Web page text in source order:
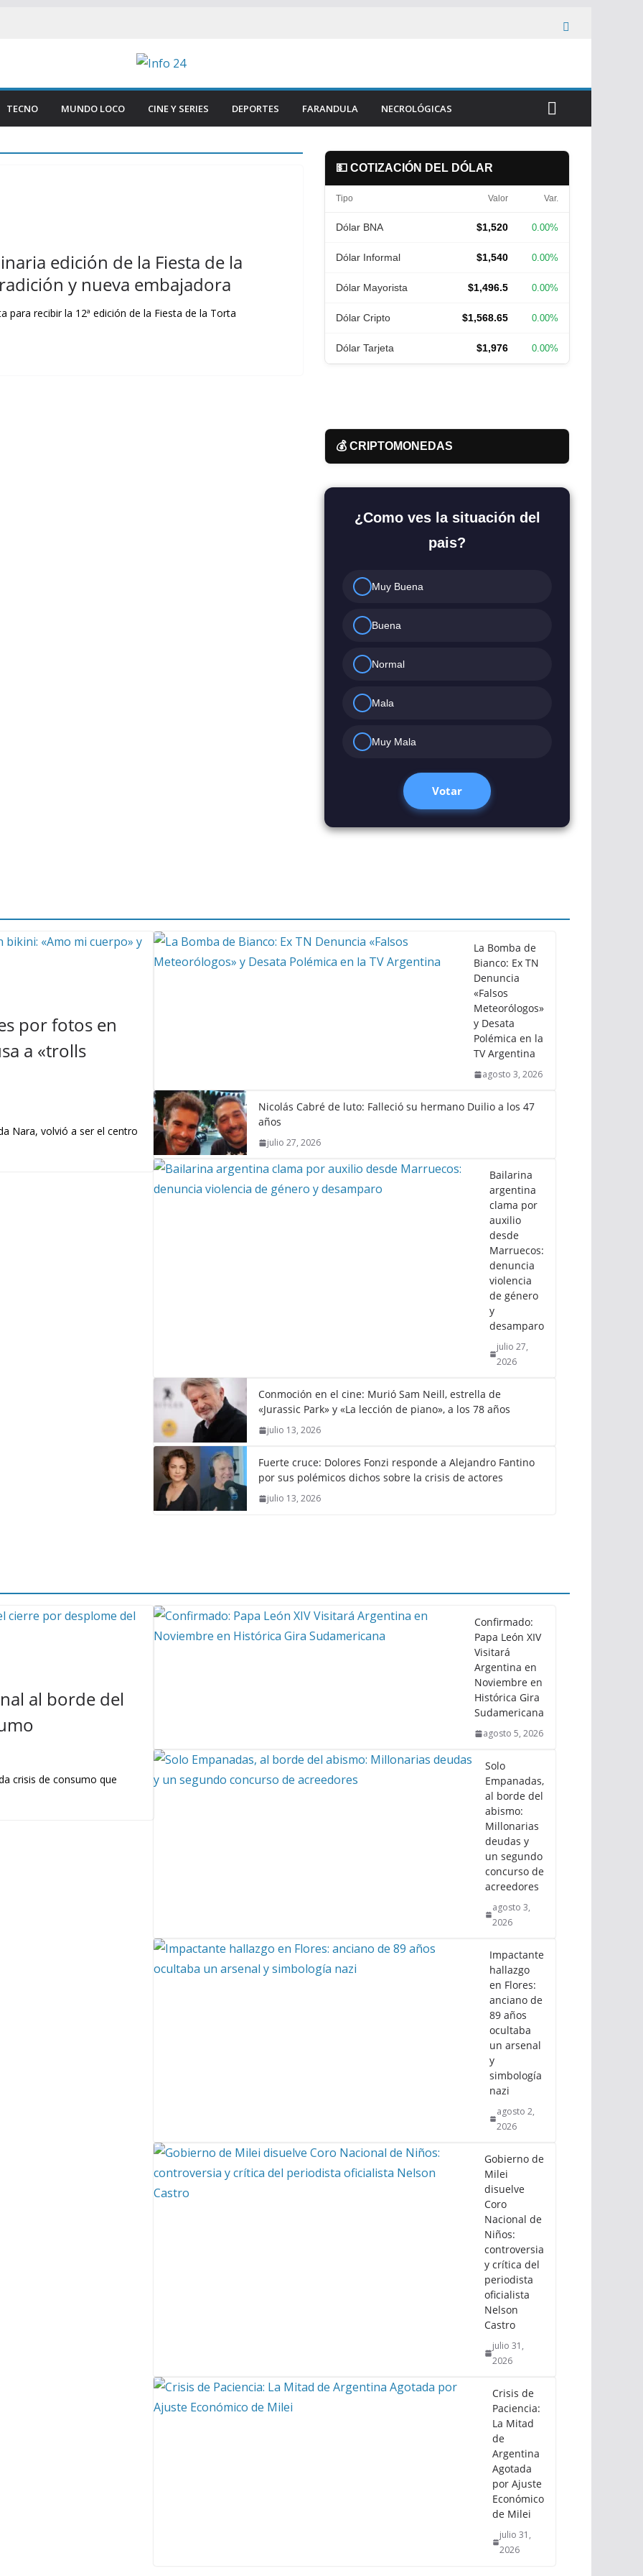
TECNO MUNDO LOCO CINE Y SERIES DEPORTES FARANDULA NECROLÓGICAS
edición de la Fiesta de la
y nueva embajadora
para recibir la 12ª edición de la Fiesta de la Torta
💵 COTIZACIÓN DEL DÓLAR
Tipo Valor Var.
Dólar BNA $1,520 0.00%
Dólar Informal $1,540 0.00%
Dólar Mayorista $1,496.5 0.00%
Dólar Cripto $1,568.65 0.00%
Dólar Tarjeta $1,976 0.00%
💰 CRIPTOMONEDAS
¿Como ves la situación del
pais?
Muy Buena
Buena
Normal
Mala
Muy Mala
Votar
por fotos en
a «trolls
Nara, volvió a ser el centro
La Bomba de
Bianco: Ex TN
Denuncia
«Falsos
Meteorólogos»
y Desata
Polémica en la
TV Argentina
agosto 3, 2026
Nicolás Cabré de luto: Falleció su hermano Duilio a los 47
años
julio 27, 2026
Bailarina
argentina
clama por
auxilio
desde
Marruecos:
denuncia
violencia
de género
y
desamparo
julio 27,
2026
Conmoción en el cine: Murió Sam Neill, estrella de
«Jurassic Park» y «La lección de piano», a los 78 años
julio 13, 2026
Fuerte cruce: Dolores Fonzi responde a Alejandro Fantino
por sus polémicos dichos sobre la crisis de actores
julio 13, 2026
al borde del
crisis de consumo que
Confirmado:
Papa León XIV
Visitará
Argentina en
Noviembre en
Histórica Gira
Sudamericana
agosto 5, 2026
Solo
Empanadas,
al borde del
abismo:
Millonarias
deudas y
un segundo
concurso de
acreedores
agosto 3,
2026
Impactante
hallazgo
en Flores:
anciano de
89 años
ocultaba
un arsenal
y
simbología
nazi
agosto 2,
2026
Gobierno de
Milei
disuelve
Coro
Nacional de
Niños:
controversia
y crítica del
periodista
oficialista
Nelson
Castro
julio 31,
2026
Crisis de
Paciencia:
La Mitad
de
Argentina
Agotada
por Ajuste
Económico
de Milei
julio 31,
2026